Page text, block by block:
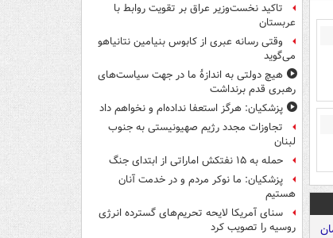
تاکید نخست‌وزیر عراق بر تقویت روابط با
عربستان
وقتی رسانه عبری از کابوس بنیامین نتانیاهو
می‌گوید
هیچ دولتی به اندازۀ ما در جهت سیاست‌های
رهبری قدم برنداشت
پزشکیان: هرگز استعفا نداده‌ام و نخواهم داد
تجاوزات مجدد رژیم صهیونیستی به جنوب
لبنان
حمله به ۱۵ نفتکش‌ اماراتی از ابتدای جنگ
پزشکیان: ما نوکر مردم و در خدمت آنان
هستیم
سنای آمریکا لایحه تحریم‌های گسترده انرژی
روسیه را تصویب کرد